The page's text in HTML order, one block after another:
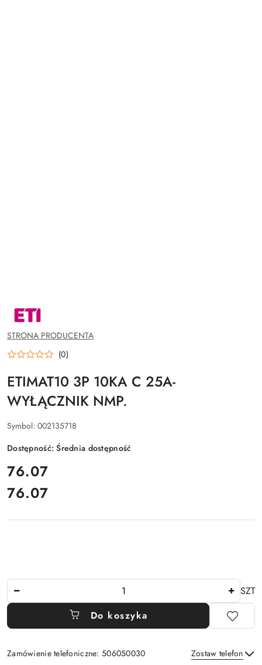
NAZWA
PRODUCENTA:
ETI
POLAM
SP.Z
STRONA PRODUCENTA
(0)
ETIMAT10 3P 10KA C 25A-
WYŁĄCZNIK NMP.
Symbol: 002135718
Dostępność:Średnia dostępność
cena:
76.07
Cena:
76.07
SZT
Do koszyka
Zamówienie telefoniczne: 506050030 Zostaw telefon